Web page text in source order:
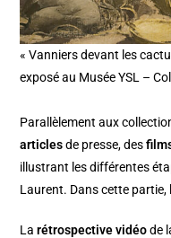
« Vanniers devant les
exposé au Musée YSL –
Parallèlement aux
articlesde presse, des
illustrant les différentes
Laurent. Dans cette
Larétrospective vidéode